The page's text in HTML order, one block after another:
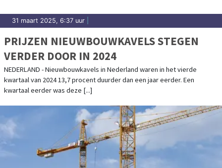
31 maart 2025, 6:37 uur
PRIJZEN NIEUWBOUWKAVELS STEGEN
VERDER DOOR IN 2024
NEDERLAND - Nieuwbouwkavels in Nederland waren in het vierde
kwartaal van 2024 13,7 procent duurder dan een jaar eerder. Een
kwartaal eerder was deze [...]